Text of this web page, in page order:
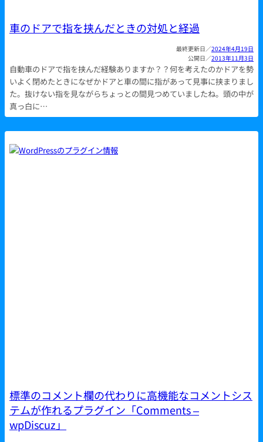
車のドアで指を挟んだときの対処と経過
2024年4月19日
2013年11月3日
自動車のドアで指を挟んだ経験ありますか？？何を考えたのかドアを勢
いよく閉めたときになぜかドアと車の間に指があって見事に挟まりまし
た。抜けない指を見ながらちょっとの間見つめていましたね。頭の中が
真っ白に…
標準のコメント欄の代わりに高機能なコメントシス
テムが作れるプラグイン「Comments –
wpDiscuz」